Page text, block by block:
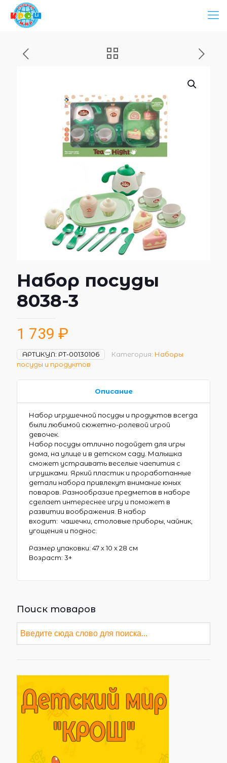
Набор посуды
8038-3
1 739 ₽
АРТИКУЛ: РТ-00130106 Категория: Наборы
посуды и продуктов
Описание
Набор игрушечной посуды и продуктов всегда
были любимой сюжетно-ролевой игрой
девочек.
Набор посуды отлично подойдет для игры
дома, на улице и в детском саду. Малышка
сможет устраивать веселые чаепития с
игрушками. Яркий пластик и проработанные
детали набора привлекут внимание юных
поваров. Разнообразие предметов в наборе
сделает интереснее игру и поможет в
развитии воображения. В набор
входит: чашечки, столовые приборы, чайник,
угощения и поднос.
Размер упаковки: 47 х 10 х 28 см
Возраст: 3+
Поиск товаров